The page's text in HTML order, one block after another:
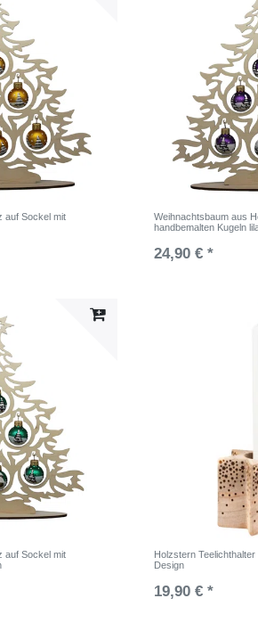
auf Sockel mit
Weihnachtsbaum aus
handbemalten Kugeln
24,90 € *
auf Sockel mit
Holzstern
Design
19,90 € *